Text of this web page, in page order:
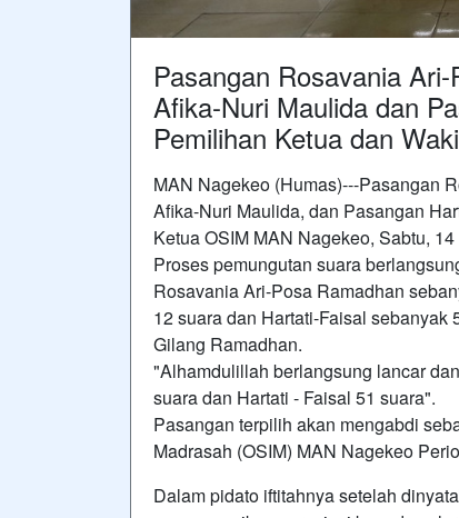
Pasangan Rosavania
Afika-Nuri Maulida dan
Pemilihan Ketua dan
MAN Nagekeo (Humas)---Pasangan
Afika-Nuri Maulida, dan Pasangan
Ketua OSIM MAN Nagekeo, Sabtu,
Proses pemungutan suara
Rosavania Ari-Posa Ramadhan
12 suara dan Hartati-Faisal
Gilang Ramadhan.
"Alhamdulillah berlangsung lancar
suara dan Hartati - Faisal 51 suara".
Pasangan terpilih akan mengabdi
Madrasah (OSIM) MAN Nagekeo
Dalam pidato iftitahnya setelah